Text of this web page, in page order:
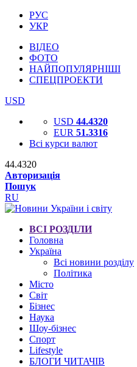
РУС
УКР
ВІДЕО
ФОТО
НАЙПОПУЛЯРНІШІ
СПЕЦПРОЕКТИ
USD
USD 44.4320
EUR 51.3316
Всі курси валют
44.4320
Авторизація
Пошук
RU
ВСІ РОЗДІЛИ
Головна
Україна
Всі новини розділу
Політика
Місто
Світ
Бізнес
Наука
Шоу-бізнес
Спорт
Lifestyle
БЛОГИ ЧИТАЧІВ